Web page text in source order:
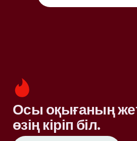
Осы оқығаның
өзің кіріп біл.